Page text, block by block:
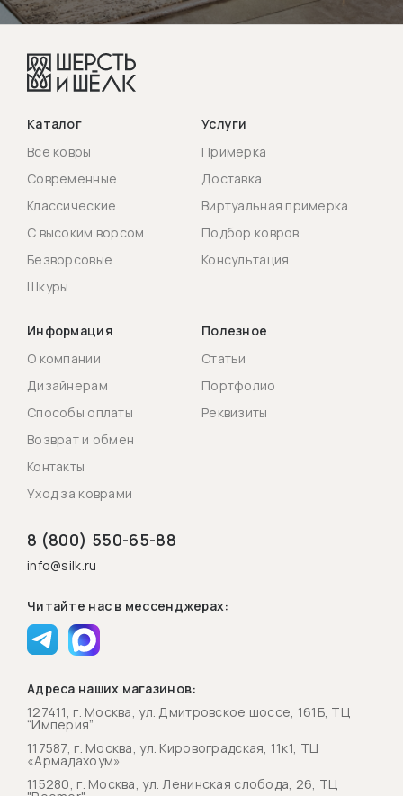
Каталог
Все ковры
Современные
Классические
С высоким ворсом
Безворсовые
Шкуры
Услуги
Примерка
Доставка
Виртуальная примерка
Подбор ковров
Консультация
Информация
О компании
Дизайнерам
Способы оплаты
Возврат и обмен
Контакты
Уход за коврами
Полезное
Статьи
Портфолио
Реквизиты
8 (800) 550-65-88
info@silk.ru
Читайте нас в мессенджерах:
Адреса наших магазинов:
127411, г. Москва, ул. Дмитровское шоссе, 161Б, ТЦ
“Империя”
117587, г. Москва, ул. Кировоградская, 11к1, ТЦ
«Армадахоум»
115280, г. Москва, ул. Ленинская слобода, 26, ТЦ